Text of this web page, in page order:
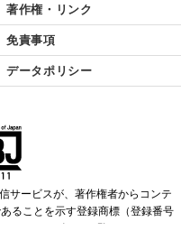
著作権・リンク
免責事項
データポリシー
サービスが、著作権者からコンテ
ることを示す登録商標（登録番号